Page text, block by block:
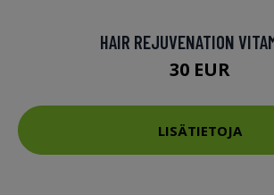
HAIR REJUVENATION
30 EUR
LISÄTIETOJA